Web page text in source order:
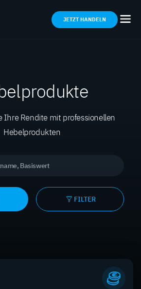
JETZT HANDELN
Ihre Rendite mit professionellen
Hebelprodukten
FILTER